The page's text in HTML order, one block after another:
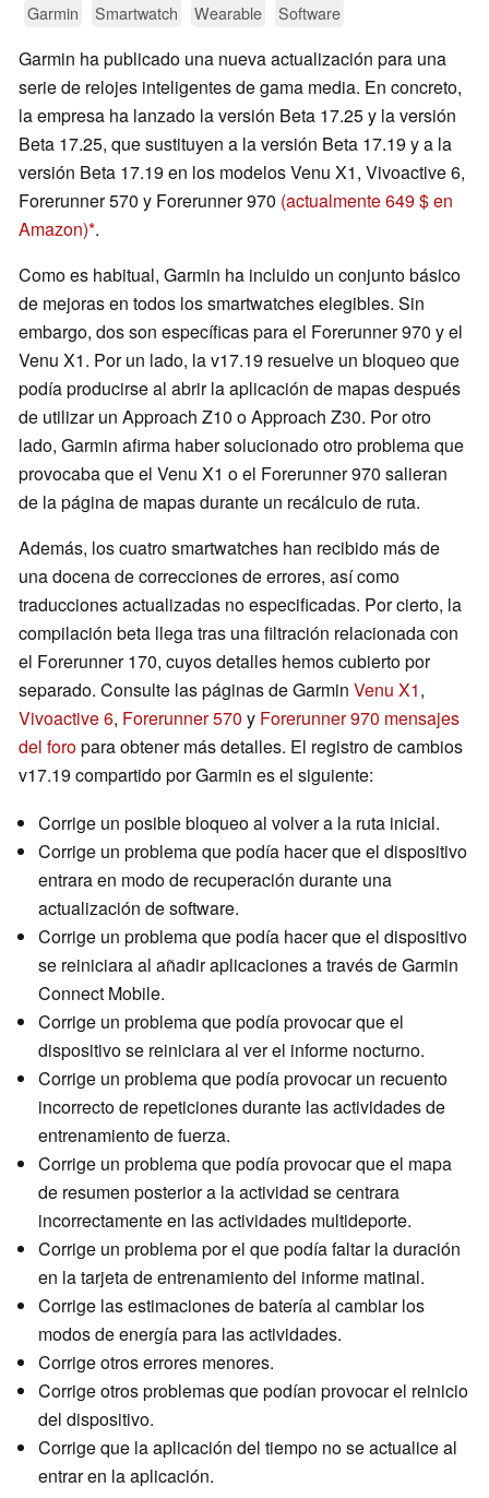
Garmin Smartwatch Wearable Software
Garmin ha publicado una nueva actualización para una
serie de relojes inteligentes de gama media. En concreto,
la empresa ha lanzado la versión Beta 17.25 y la versión
Beta 17.25, que sustituyen a la versión Beta 17.19 y a la
versión Beta 17.19 en los modelos Venu X1, Vivoactive 6,
Forerunner 570 y Forerunner 970 (actualmente 649 $ en
Amazon) .
Como es habitual, Garmin ha incluido un conjunto básico
de mejoras en todos los smartwatches elegibles. Sin
embargo, dos son específicas para el Forerunner 970 y el
Venu X1. Por un lado, la v17.19 resuelve un bloqueo que
podía producirse al abrir la aplicación de mapas después
de utilizar un Approach Z10 o Approach Z30. Por otro
lado, Garmin afirma haber solucionado otro problema que
provocaba que el Venu X1 o el Forerunner 970 salieran
de la página de mapas durante un recálculo de ruta.
Además, los cuatro smartwatches han recibido más de
una docena de correcciones de errores, así como
traducciones actualizadas no especificadas. Por cierto, la
compilación beta llega tras una filtración relacionada con
el Forerunner 170, cuyos detalles hemos cubierto por
separado. Consulte las páginas de Garmin Venu X1,
Vivoactive 6, Forerunner 570 y Forerunner 970 mensajes
del foropara obtener más detalles. El registro de cambios
v17.19 compartido por Garmin es el siguiente:
Corrige un posible bloqueo al volver a la ruta inicial.
Corrige un problema que podía hacer que el dispositivo
entrara en modo de recuperación durante una
actualización de software.
Corrige un problema que podía hacer que el dispositivo
se reiniciara al añadir aplicaciones a través de Garmin
Connect Mobile.
Corrige un problema que podía provocar que el
dispositivo se reiniciara al ver el informe nocturno.
Corrige un problema que podía provocar un recuento
incorrecto de repeticiones durante las actividades de
entrenamiento de fuerza.
Corrige un problema que podía provocar que el mapa
de resumen posterior a la actividad se centrara
incorrectamente en las actividades multideporte.
Corrige un problema por el que podía faltar la duración
en la tarjeta de entrenamiento del informe matinal.
Corrige las estimaciones de batería al cambiar los
modos de energía para las actividades.
Corrige otros errores menores.
Corrige otros problemas que podían provocar el reinicio
del dispositivo.
Corrige que la aplicación del tiempo no se actualice al
entrar en la aplicación.